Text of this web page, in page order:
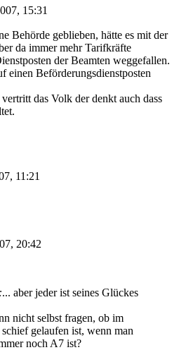
15:31
Behörde geblieben, hätte es mit der
da immer mehr Tarifkräfte
der Beamten weggefallen.
einen Beförderungsdienstposten
das Volk der denkt auch dass
11:21
20:42
... aber jeder ist seines Glückes
nicht selbst fragen, ob im
gelaufen ist, wenn man
noch A7 ist?